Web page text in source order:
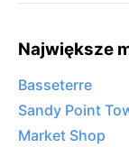
Największe
Basseterre
Sandy Point
Market Shop